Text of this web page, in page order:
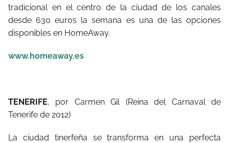
tradicional en el centro de la ciudad de los canales
desde 630 euros la semana es una de las opciones
disponibles en HomeAway.
www.homeaway.es
TENERIFE, por Carmen Gil (Reina del Carnaval de
Tenerife de 2012)
La ciudad tinerfeña se transforma en una perfecta